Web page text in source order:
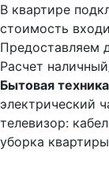
В квартире
стоимость
Предоставляем
Расчет
Бытовая
электрический
телевизор:
уборка